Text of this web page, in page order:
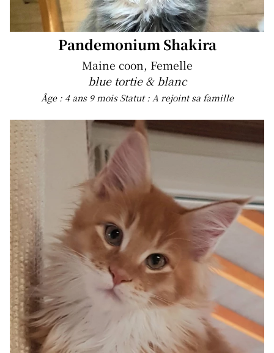
Pandemonium Shakira
Maine coon, Femelle
blue tortie & blanc
Âge : 4 ans 9 mois Statut : A rejoint sa famille